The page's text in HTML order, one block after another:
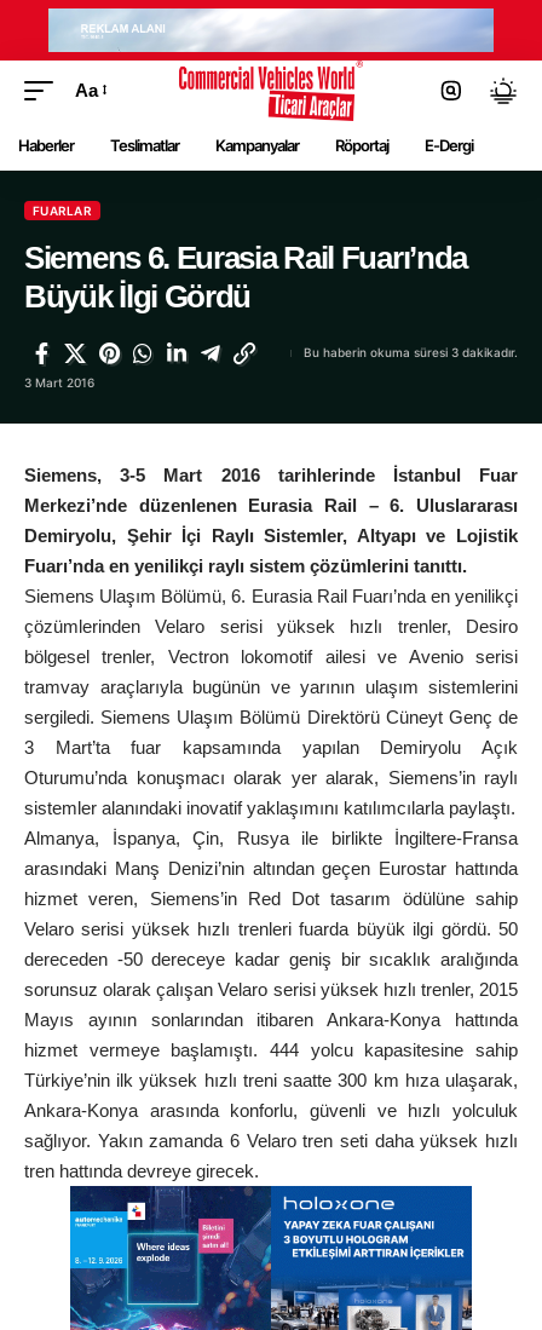
Aa
Haberler Teslimatlar Kampanyalar Röportaj E-Dergi
FUARLAR
Siemens 6. Eurasia Rail Fuarı’nda
Büyük İlgi Gördü
3 Mart 2016
Bu haberin okuma süresi 3 dakikadır.
Siemens, 3-5 Mart 2016 tarihlerinde İstanbul Fuar
Merkezi’nde düzenlenen Eurasia Rail – 6. Uluslararası
Demiryolu, Şehir İçi Raylı Sistemler, Altyapı ve Lojistik
Fuarı’nda en yenilikçi raylı sistem çözümlerini tanıttı.
Siemens Ulaşım Bölümü, 6. Eurasia Rail Fuarı’nda en yenilikçi
çözümlerinden Velaro serisi yüksek hızlı trenler, Desiro
bölgesel trenler, Vectron lokomotif ailesi ve Avenio serisi
tramvay araçlarıyla bugünün ve yarının ulaşım sistemlerini
sergiledi. Siemens Ulaşım Bölümü Direktörü Cüneyt Genç de
3 Mart’ta fuar kapsamında yapılan Demiryolu Açık
Oturumu’nda konuşmacı olarak yer alarak, Siemens’in raylı
sistemler alanındaki inovatif yaklaşımını katılımcılarla paylaştı.
Almanya, İspanya, Çin, Rusya ile birlikte İngiltere-Fransa
arasındaki Manş Denizi’nin altından geçen Eurostar hattında
hizmet veren, Siemens’in Red Dot tasarım ödülüne sahip
Velaro serisi yüksek hızlı trenleri fuarda büyük ilgi gördü. 50
dereceden -50 dereceye kadar geniş bir sıcaklık aralığında
sorunsuz olarak çalışan Velaro serisi yüksek hızlı trenler, 2015
Mayıs ayının sonlarından itibaren Ankara-Konya hattında
hizmet vermeye başlamıştı. 444 yolcu kapasitesine sahip
Türkiye’nin ilk yüksek hızlı treni saatte 300 km hıza ulaşarak,
Ankara-Konya arasında konforlu, güvenli ve hızlı yolculuk
sağlıyor. Yakın zamanda 6 Velaro tren seti daha yüksek hızlı
tren hattında devreye girecek.